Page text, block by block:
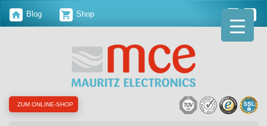
Blog Shop
ZUM ONLINE-SHOP